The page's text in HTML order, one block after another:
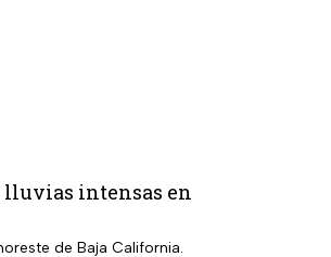
lluvias intensas en
de Baja California.